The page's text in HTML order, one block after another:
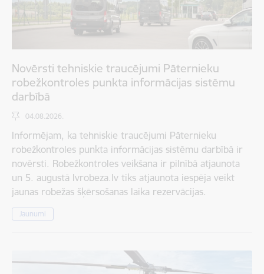
Novērsti tehniskie traucējumi Pāternieku
robežkontroles punkta informācijas sistēmu
darbībā
04.08.2026.
Informējam, ka tehniskie traucējumi Pāternieku
robežkontroles punkta informācijas sistēmu darbībā ir
novērsti. Robežkontroles veikšana ir pilnībā atjaunota
un 5. augustā lvrobeza.lv tiks atjaunota iespēja veikt
jaunas robežas šķērsošanas laika rezervācijas.
Jaunumi